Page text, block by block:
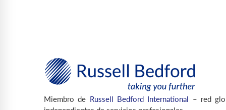
Miembro de Russell Bedford International – red